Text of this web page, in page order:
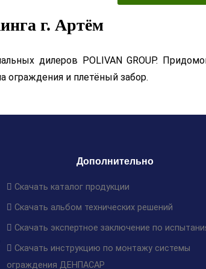
г. Артём
дилеров POLIVAN GROUP.
и плетёный забор.
Дополнительно
Скачать каталог продукции
Скачать альбом технических решений
Скачать экспертное заключение по
Скачать инструкцию по монтажу системы
ограждения ДЕНПАСАР